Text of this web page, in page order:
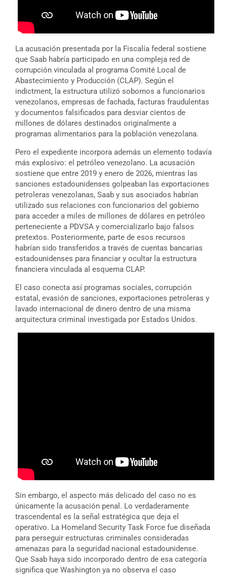
La acusación presentada por la Fiscalía federal sostiene
que Saab habría participado en una compleja red de
corrupción vinculada al programa Comité Local de
Abastecimiento y Producción (CLAP). Según el
indictment, la estructura utilizó sobornos a funcionarios
venezolanos, empresas de fachada, facturas fraudulentas
y documentos falsificados para desviar cientos de
millones de dólares destinados originalmente a
programas alimentarios para la población venezolana.
Pero el expediente incorpora además un elemento todavía
más explosivo: el petróleo venezolano. La acusación
sostiene que entre 2019 y enero de 2026, mientras las
sanciones estadounidenses golpeaban las exportaciones
petroleras venezolanas, Saab y sus asociados habrían
utilizado sus relaciones con funcionarios del gobierno
para acceder a miles de millones de dólares en petróleo
perteneciente a PDVSA y comercializarlo bajo falsos
pretextos. Posteriormente, parte de esos recursos
habrían sido transferidos a través de cuentas bancarias
estadounidenses para financiar y ocultar la estructura
financiera vinculada al esquema CLAP.
El caso conecta así programas sociales, corrupción
estatal, evasión de sanciones, exportaciones petroleras y
lavado internacional de dinero dentro de una misma
arquitectura criminal investigada por Estados Unidos.
Sin embargo, el aspecto más delicado del caso no es
únicamente la acusación penal. Lo verdaderamente
trascendental es la señal estratégica que deja el
operativo. La Homeland Security Task Force fue diseñada
para perseguir estructuras criminales consideradas
amenazas para la seguridad nacional estadounidense.
Que Saab haya sido incorporado dentro de esa categoría
significa que Washington ya no observa el caso